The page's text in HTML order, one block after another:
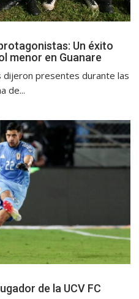
Un éxito
menor en Guanare
dijeron presentes durante las
de...
de la UCV FC